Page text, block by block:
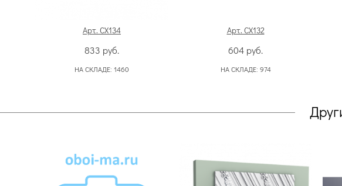
Арт. CX134
833 руб.
НА СКЛАДЕ: 1460
Арт. CX132
604 руб.
НА СКЛАДЕ: 974